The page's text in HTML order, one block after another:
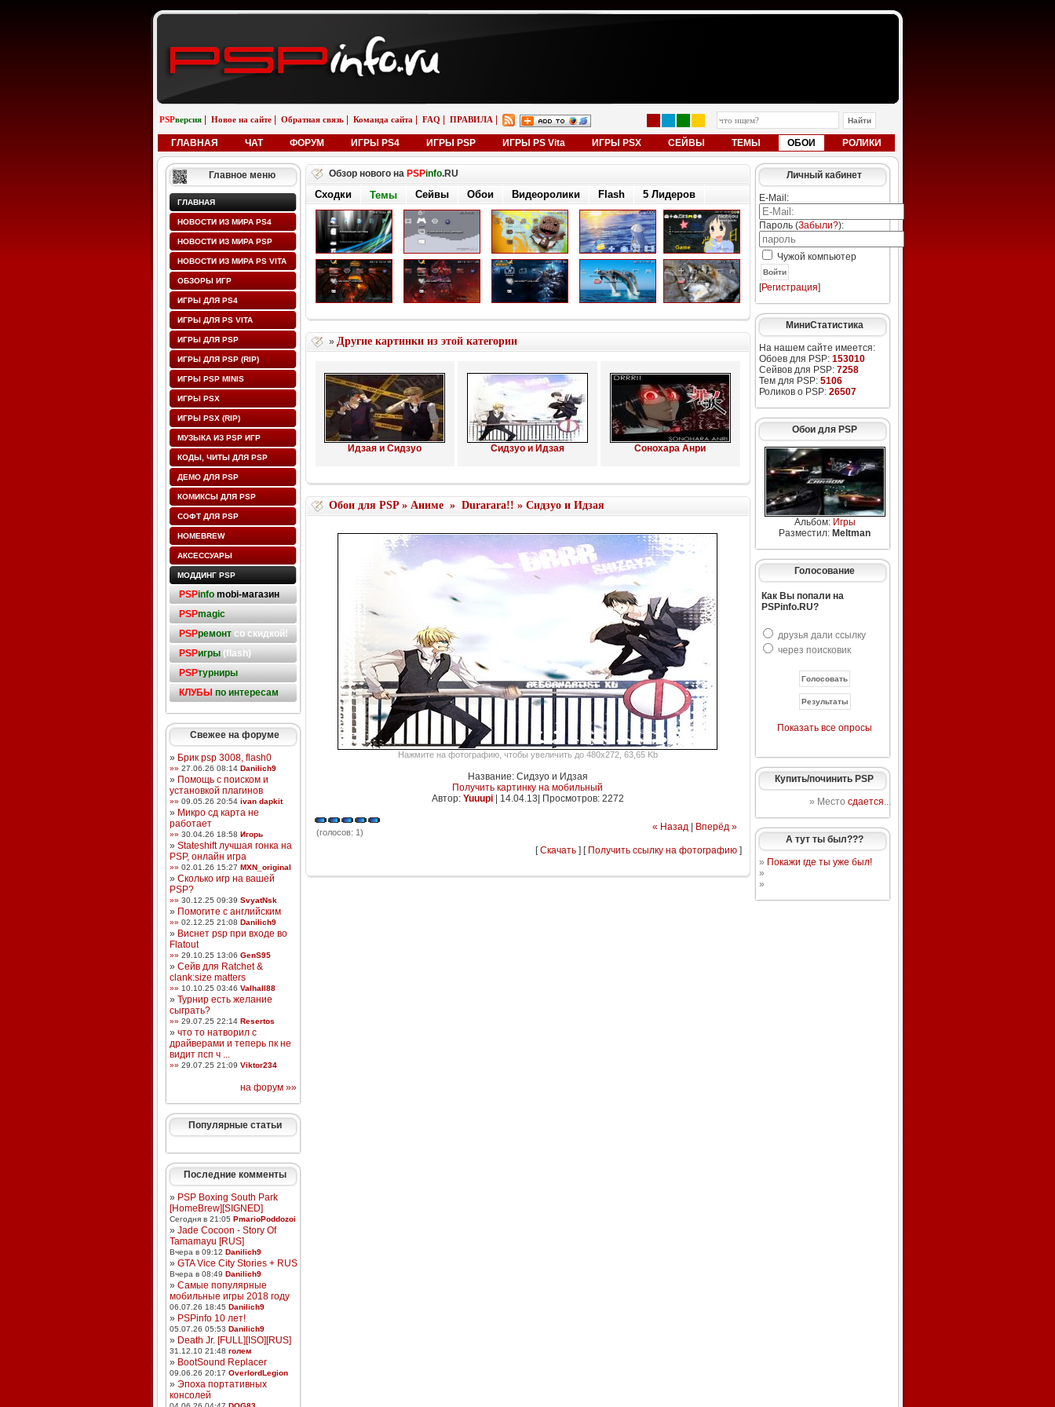
PSPверсия Новое на сайте Обратная связь Команда сайта FAQ ПРАВИЛА
ГЛАВНАЯ ЧАТ ФОРУМ ИГРЫ PS4 ИГРЫ PSP ИГРЫ PS Vita ИГРЫ PSX СЕЙВЫ ТЕМЫ ОБОИ РОЛИКИ
Главное меню
ГЛАВНАЯ
НОВОСТИ ИЗ МИРА PS4
НОВОСТИ ИЗ МИРА PSP
НОВОСТИ ИЗ МИРА PS VITA
ОБЗОРЫ ИГР
ИГРЫ ДЛЯ PS4
ИГРЫ ДЛЯ PS VITA
ИГРЫ ДЛЯ PSP
ИГРЫ ДЛЯ PSP (RIP)
ИГРЫ PSP MINIS
ИГРЫ PSX
ИГРЫ PSX (RIP)
МУЗЫКА ИЗ PSP ИГР
КОДЫ, ЧИТЫ ДЛЯ PSP
ДЕМО ДЛЯ PSP
КОМИКСЫ ДЛЯ PSP
СОФТ ДЛЯ PSP
HOMEBREW
АКСЕССУАРЫ
МОДДИНГ PSP
PSPinfo mobi-магазин
PSPmagic
PSPремонтсо скидкой!
PSPигры(flash)
PSPтурниры
КЛУБЫ по интересам
Свежее на форуме
» Брик psp 3008, flash0
»» 27.06.26 08:14 Danilich9
» Помощь с поиском и
установкой плагинов
»» 09.05.26 20:54 ivan dapkit
» Микро сд карта не
работает
»» 30.04.26 18:58 Игорь
» Stateshift лучшая гонка на
PSP, онлайн игра
»» 02.01.26 15:27 MXN_original
» Сколько игр на вашей
PSP?
»» 30.12.25 09:39 SvyatNsk
» Помогите с английским
»» 02.12.25 21:08 Danilich9
» Виснет psp при входе во
Flatout
»» 29.10.25 13:06 GenS95
» Сейв для Ratchet &
clank:size matters
»» 10.10.25 03:46 Valhall88
» Турнир есть желание
сыграть?
»» 29.07.25 22:14 Resertos
» что то натворил с
драйверами и теперь пк не
видит псп ч ...
»» 29.07.25 21:09 Viktor234
на форум »»
Популярные статьи
Последние комменты
» PSP Boxing South Park
[HomeBrew][SIGNED]
Сегодня в 21:05 PmarioPoddozoi
» Jade Cocoon - Story Of
Tamamayu [RUS]
Вчера в 09:12 Danilich9
» GTA Vice City Stories + RUS
Вчера в 08:49 Danilich9
» Самые популярные
мобильные игры 2018 году
06.07.26 18:45 Danilich9
» PSPinfo 10 лет!
05.07.26 05:53 Danilich9
» Death Jr. [FULL][ISO][RUS]
31.12.10 21:48 голем
» BootSound Replacer
09.06.26 20:17 OverlordLegion
» Эпоха портативных
консолей
Обзор нового на PSPinfo.RU
Сходки Темы Сейвы Обои Видеоролики Flash 5 Лидеров
» Другие картинки из этой категории
Идзая и Сидзуо Сидзуо и Идзая Сонохара Анри
Обои для PSP» Аниме» Durarara!! » Сидзуо и Идзая
Нажмите на фотографию, чтобы увеличить до 480x272, 63,65 Kb
Название: Сидзуо и Идзая
Получить картинку на мобильный
Автор: Yuuupi| 14.04.13| Просмотров: 2272
(голосов: 1) « Назад| Вперёд »
[Скачать] [ Получить ссылку на фотографию]
Личный кабинет
E-Mail:
Пароль (Забыли?):
Чужой компьютер
Войти
[Регистрация]
МиниСтатистика
На нашем сайте имеется:
Обоев для PSP: 153010
Сейвов для PSP: 7258
Тем для PSP: 5106
Роликов о PSP: 26507
Обои для PSP
Альбом: Игры
Разместил: Meltman
Голосование
Как Вы попали на
PSPinfo.RU?
друзья дали ссылку
через поисковик
Показать все опросы
Купить/починить PSP
» Место сдается...
А тут ты был???
» Покажи где ты уже был!
»
»